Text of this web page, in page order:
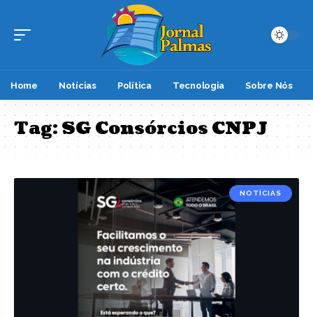
Home Notícias Política Tecnologia Sobre Nós
Tag:SG Consórcios CNPJ
NOTÍCIAS